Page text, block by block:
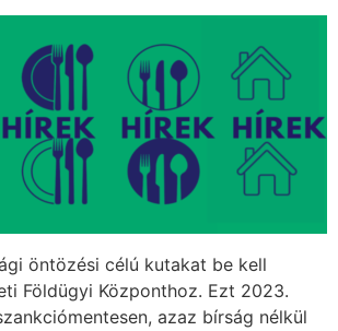
öntözési célú kutakat be kell
Földügyi Központhoz. Ezt 2023.
azaz bírság nélkül